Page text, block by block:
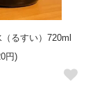
るすい）720ml
円)